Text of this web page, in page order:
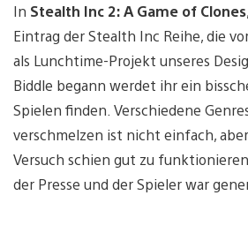
In Stealth Inc 2: A Game of Clones
Eintrag der Stealth Inc Reihe, die
als Lunchtime-Projekt unseres
Biddle begann werdet ihr ein
Spielen finden. Verschiedene
verschmelzen ist nicht einfach,
Versuch schien gut zu
der Presse und der Spieler war